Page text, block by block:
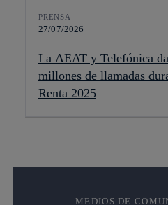
PRENSA
27/07/2026
La AEAT y Telefónica
millones de llamadas
Renta 2025
MEDIOS DE